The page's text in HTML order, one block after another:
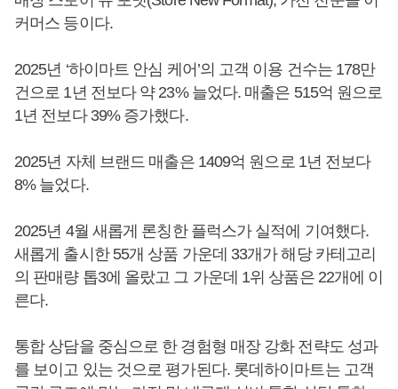
커머스 등이다.
2025년 ‘하이마트 안심 케어’의 고객 이용 건수는 178만
건으로 1년 전보다 약 23% 늘었다. 매출은 515억 원으로
1년 전보다 39% 증가했다.
2025년 자체 브랜드 매출은 1409억 원으로 1년 전보다
8% 늘었다.
2025년 4월 새롭게 론칭한 플럭스가 실적에 기여했다.
새롭게 출시한 55개 상품 가운데 33개가 해당 카테고리
의 판매량 톱3에 올랐고 그 가운데 1위 상품은 22개에 이
른다.
통합 상담을 중심으로 한 경험형 매장 강화 전략도 성과
를 보이고 있는 것으로 평가된다. 롯데하이마트는 고객